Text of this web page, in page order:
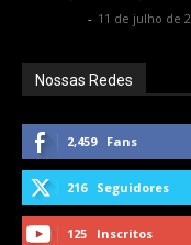
- 11 de julho de
Nossas Redes
2,459 Fans
216 Seguidores
125 Inscritos